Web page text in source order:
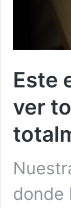
Este
ver
donde